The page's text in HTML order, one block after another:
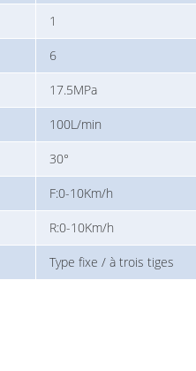
1
6
17.5MPa
100L/min
30°
F:0-10Km/h
R:0-10Km/h
Type fixe / à trois tiges